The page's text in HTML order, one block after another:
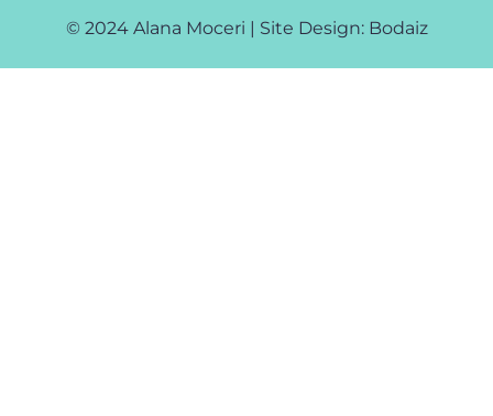
© 2024 Alana Moceri | Site Design: Bodaiz